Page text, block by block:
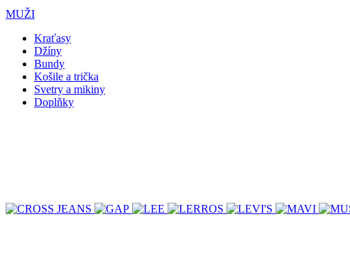
MUŽI
Kraťasy
Džíny
Bundy
Košile a trička
Svetry a mikiny
Doplňky